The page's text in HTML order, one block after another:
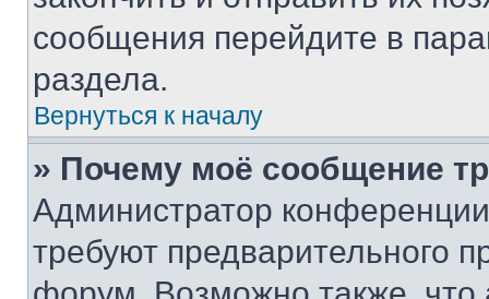
сообщения перейдите в
раздела.
Вернуться к началу
» Почему моё сообщение
Администратор
требуют предварительного